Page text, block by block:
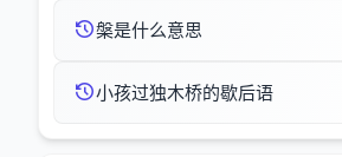
槃是什么意思
小孩过独木桥的歇后语